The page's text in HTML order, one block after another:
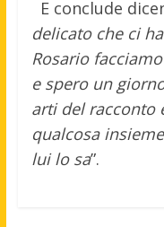
E conclude
delicato che ci
Rosario
e spero un
arti del racconto
qualcosa
lui lo sa”.